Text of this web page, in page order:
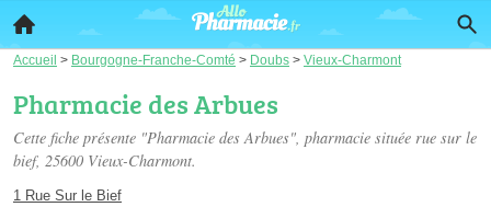
Accueil > Bourgogne-Franche-Comté > Doubs > Vieux-Charmont
Pharmacie des Arbues
Cette fiche présente "Pharmacie des Arbues", pharmacie située rue sur le
bief, 25600 Vieux-Charmont.
1 Rue Sur le Bief